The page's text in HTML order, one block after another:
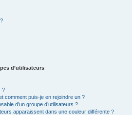
d’utilisateurs
?
comment puis-je en rejoindre un ?
d’un groupe d’utilisateurs ?
apparaissent dans une couleur différente ?